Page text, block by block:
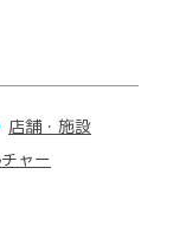
店舗・施設
ャー